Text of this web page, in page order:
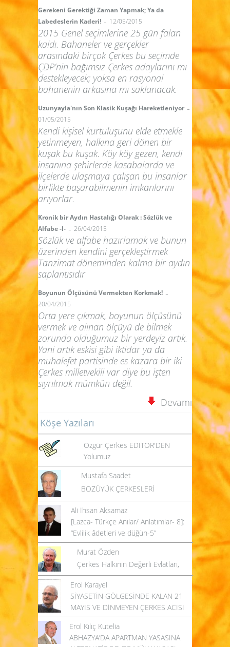
Gerekeni Gerektiği Zaman Yapmak; Ya da
Labedeslerin Kaderi! - 12/05/2015
2015 Genel seçimlerine 25 gün falan
kaldı. Bahaneler ve gerçekler
arasındaki birçok Çerkes bu seçimde
ÇDP’nin bağımsız Çerkes adaylarını mı
destekleyecek; yoksa en rasyonal
bahanenin arkasına mı saklanacak.
Uzunyayla'nın Son Klasik Kuşağı Hareketleniyor -
01/05/2015
Kendi kişisel kurtuluşunu elde etmekle
yetinmeyen, halkına geri dönen bir
kuşak bu kuşak. Köy köy gezen, kendi
insanına şehirlerde kasabalarda ve
ilçelerde ulaşmaya çalışan bu insanlar
birlikte başarabilmenin imkanlarını
arıyorlar.
Kronik bir Aydın Hastalığı Olarak : Sözlük ve
Alfabe -I- - 26/04/2015
Sözlük ve alfabe hazırlamak ve bunun
üzerinden kendini gerçekleştirmek
Tanzimat döneminden kalma bir aydın
saplantısıdır
Boyunun Ölçüsünü Vermekten Korkmak! -
20/04/2015
Orta yere çıkmak, boyunun ölçüsünü
vermek ve alınan ölçüyü de bilmek
zorunda olduğumuz bir yerdeyiz artık.
Yani artık eskisi gibi iktidar ya da
muhalefet partisinde es kazara bir iki
Çerkes milletvekili var diye bu işten
sıyrılmak mümkün değil.
Devamı
Köşe Yazıları
Özgür Çerkes EDİTÖR'DEN
Yolumuz
Mustafa Saadet
BOZÜYÜK ÇERKESLERİ
Ali İhsan Aksamaz
[Lazca- Türkçe Anılar/ Anlatımlar- 8]:
“Evlilik âdetleri ve düğün-5”
Murat Özden
Çerkes Halkının Değerli Evlatları,
Erol Karayel
SİYASETİN GÖLGESİNDE KALAN 21
MAYIS VE DİNMEYEN ÇERKES ACISI
Erol Kılıç Kutelia
ABHAZYA’DA APARTMAN YASASINA